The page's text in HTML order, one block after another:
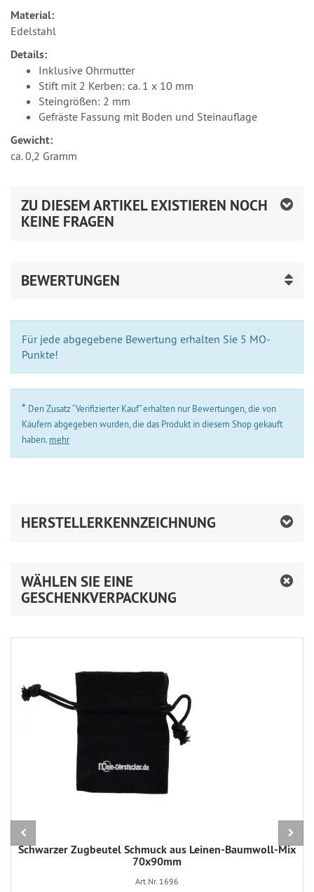
Material:
Edelstahl
Details:
Inklusive Ohrmutter
Stift mit 2 Kerben: ca. 1 x 10 mm
Steingrößen: 2 mm
Gefräste Fassung mit Boden und Steinauflage
Gewicht:
ca. 0,2 Gramm
ZU DIESEM ARTIKEL EXISTIEREN NOCH
KEINE FRAGEN
BEWERTUNGEN
Für jede abgegebene Bewertung erhalten Sie 5 MO-
Punkte!
* Den Zusatz “Verifizierter Kauf” erhalten nur Bewertungen, die von
Käufern abgegeben wurden, die das Produkt in diesem Shop gekauft
haben. mehr
HERSTELLERKENNZEICHNUNG
WÄHLEN SIE EINE
GESCHENKVERPACKUNG
Schwarzer Zugbeutel Schmuck aus Leinen-Baumwoll-Mix
70x90mm
Art.Nr. 1696